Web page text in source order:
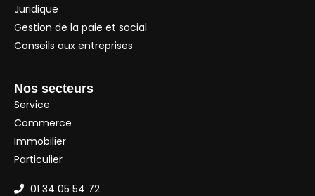
Juridique
Gestion de la paie et social
Conseils aux entreprises
Nos secteurs
Service
Commerce
Immobilier
Particulier
01 34 05 54 72